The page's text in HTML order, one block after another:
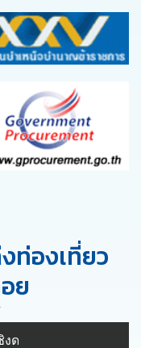
องเที่ยว
ย